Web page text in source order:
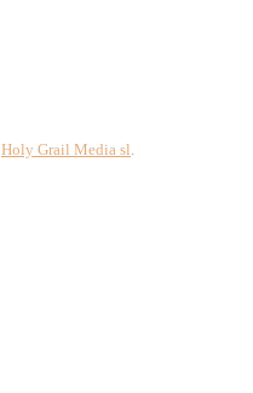
Holy Grail Media sl